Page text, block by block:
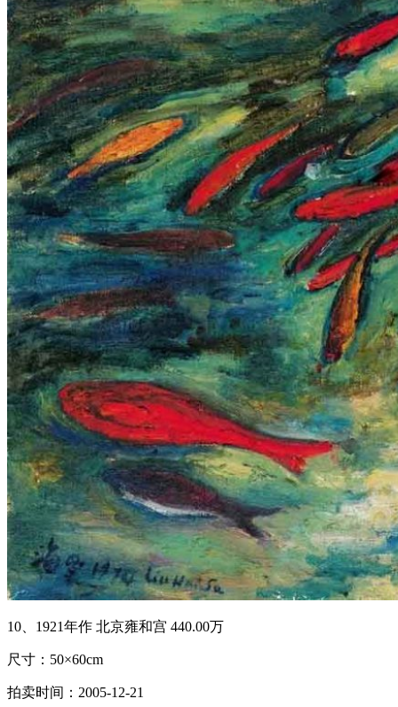
10、1921年作 北京雍和宫 440.00万
尺寸：50×60cm
拍卖时间：2005-12-21